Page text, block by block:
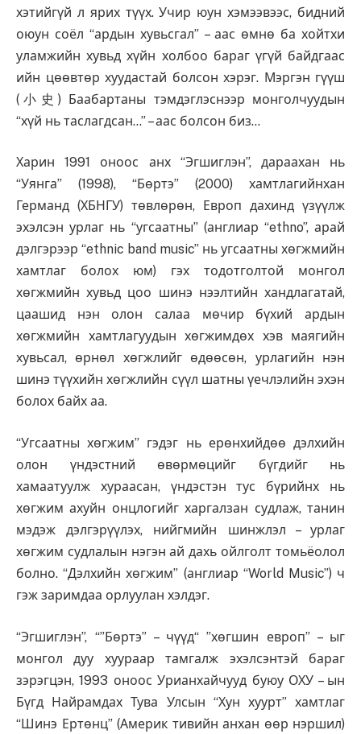
хэтийгүй л ярих түүх. Учир юун хэмээвээс, бидний
оюун соёл “ардын хувьсгал” – аас өмнө ба хойтхи
уламжийн хувьд хүйн холбоо бараг үгүй байдгаас
ийн цөөвтөр хуудастай болсон хэрэг. Мэргэн гүүш
(小史) Баабартаны тэмдэглэснээр монголчуудын
“хүй нь таслагдсан…” – аас болсон биз…
Харин 1991 оноос анх “Эгшиглэн”, дараахан нь
“Уянга” (1998), “Бөртэ” (2000) хамтлагийнхан
Германд (ХБНГУ) төвлөрөн, Европ дахинд үзүүлж
эхэлсэн урлаг нь “угсаатны” (англиар “ethno”, арай
дэлгэрээр “ethnic band music” нь угсаатны хөгжмийн
хамтлаг болох юм) гэх тодотголтой монгол
хөгжмийн хувьд цоо шинэ нээлтийн хандлагатай,
цаашид нэн олон салаа мөчир бүхий ардын
хөгжмийн хамтлагуудын хөгжимдөх хэв маягийн
хувьсал, өрнөл хөгжлийг өдөөсөн, урлагийн нэн
шинэ түүхийн хөгжлийн сүүл шатны үечлэлийн эхэн
болох байх аа.
“Угсаатны хөгжим” гэдэг нь ерөнхийдөө дэлхийн
олон үндэстний өвөрмөцийг бүгдийг нь
хамаатуулж хураасан, үндэстэн тус бүрийнх нь
хөгжим ахуйн онцлогийг харгалзан судлаж, танин
мэдэж дэлгэрүүлэх, нийгмийн шинжлэл – урлаг
хөгжим судлалын нэгэн ай дахь ойлголт томьёолол
болно. “Дэлхийн хөгжим” (англиар “World Music”) ч
гэж заримдаа орлуулан хэлдэг.
“Эгшиглэн”, “”Бөртэ” – чүүд“ ”хөгшин европ” – ыг
монгол дуу хуураар тамгалж эхэлсэнтэй бараг
зэрэгцэн, 1993 оноос Урианхайчууд буюу ОХУ – ын
Бүгд Найрамдах Тува Улсын “Хун хуурт” хамтлаг
“Шинэ Ертөнц” (Америк тивийн анхан өөр нэршил)